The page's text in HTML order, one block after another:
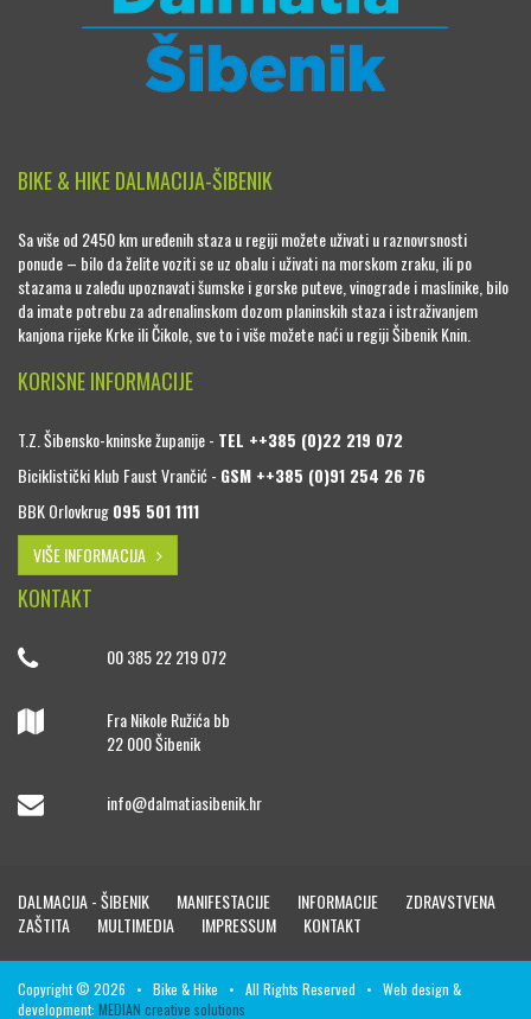
BIKE & HIKE DALMACIJA-ŠIBENIK
Sa više od 2450 km uređenih staza u regiji možete uživati u raznovrsnosti
ponude – bilo da želite voziti se uz obalu i uživati na morskom zraku, ili po
stazama u zaleđu upoznavati šumske i gorske puteve, vinograde i maslinike, bilo
da imate potrebu za adrenalinskom dozom planinskih staza i istraživanjem
kanjona rijeke Krke ili Čikole, sve to i više možete naći u regiji Šibenik Knin.
KORISNE INFORMACIJE
T.Z. Šibensko-kninske županije - TEL ++385 (0)22 219 072
Biciklistički klub Faust Vrančić - GSM ++385 (0)91 254 26 76
BBK Orlovkrug095 501 1111
VIŠE INFORMACIJA
KONTAKT
00 385 22 219 072
Fra Nikole Ružića bb
22 000 Šibenik
info@dalmatiasibenik.hr
DALMACIJA - ŠIBENIK MANIFESTACIJE INFORMACIJE
ZDRAVSTVENA
ZAŠTITA
MULTIMEDIA IMPRESSUM KONTAKT
Copyright © 2026 • Bike & Hike • All Rights Reserved • Web design &
development: MEDIAN creative solutions